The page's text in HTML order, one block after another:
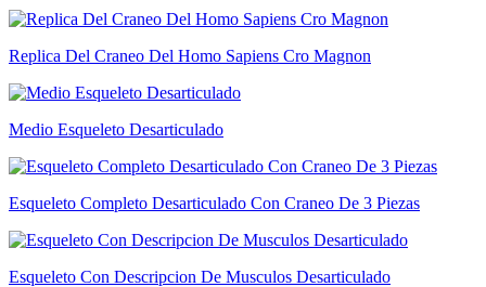
Replica Del Craneo Del Homo Sapiens Cro Magnon
Medio Esqueleto Desarticulado
Esqueleto Completo Desarticulado Con Craneo De 3 Piezas
Esqueleto Con Descripcion De Musculos Desarticulado